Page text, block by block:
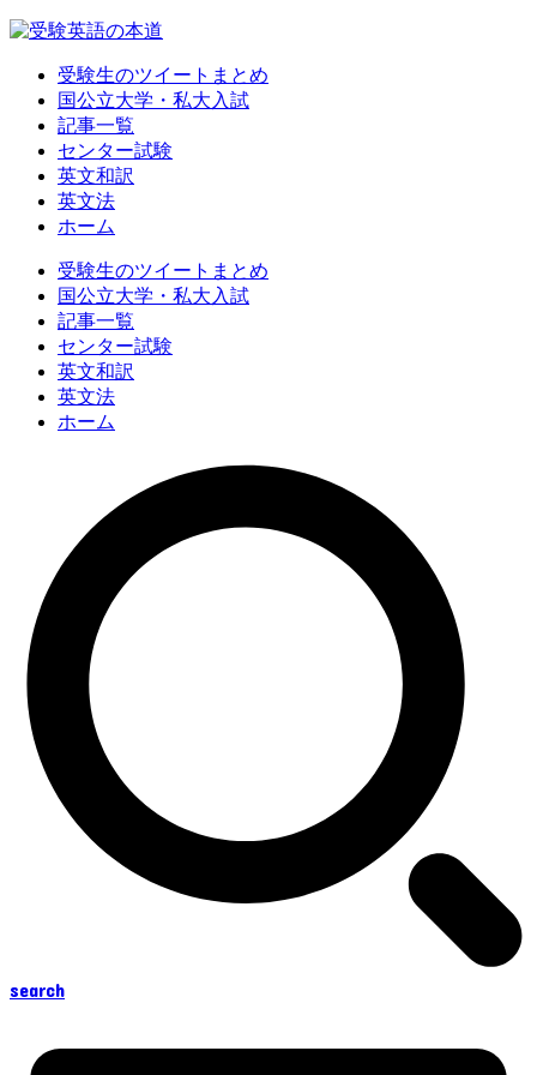
受験生のツイートまとめ
国公立大学・私大入試
記事一覧
センター試験
英文和訳
英文法
ホーム
受験生のツイートまとめ
国公立大学・私大入試
記事一覧
センター試験
英文和訳
英文法
ホーム
search